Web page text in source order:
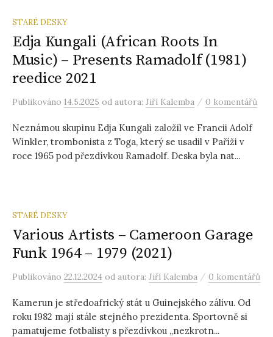
STARÉ DESKY
Edja Kungali (African Roots In
Music) – Presents Ramadolf (1981)
reedice 2021
Publikováno 14.5.2025 od autora: Jiří Kalemba / 0 komentářů
Neznámou skupinu Edja Kungali založil ve Francii Adolf
Winkler, trombonista z Toga, který se usadil v Paříži v
roce 1965 pod přezdívkou Ramadolf. Deska byla nat...
STARÉ DESKY
Various Artists – Cameroon Garage
Funk 1964 – 1979 (2021)
Publikováno 22.12.2024 od autora: Jiří Kalemba / 0 komentářů
Kamerun je středoafrický stát u Guinejského zálivu. Od
roku 1982 mají stále stejného prezidenta. Sportovně si
pamatujeme fotbalisty s přezdívkou „nezkrotn...